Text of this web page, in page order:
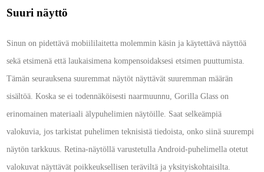
Suuri näyttö
Sinun on pidettävä mobiililaitetta molemmin käsin ja käytettävä näyttöä
sekä etsimenä että laukaisimena kompensoidaksesi etsimen puuttumista.
Tämän seurauksena suuremmat näytöt näyttävät suuremman määrän
sisältöä. Koska se ei todennäköisesti naarmuunnu, Gorilla Glass on
erinomainen materiaali älypuhelimien näytöille. Saat selkeämpiä
valokuvia, jos tarkistat puhelimen teknisistä tiedoista, onko siinä suurempi
näytön tarkkuus. Retina-näytöllä varustetulla Android-puhelimella otetut
valokuvat näyttävät poikkeuksellisen teräviltä ja yksityiskohtaisilta.